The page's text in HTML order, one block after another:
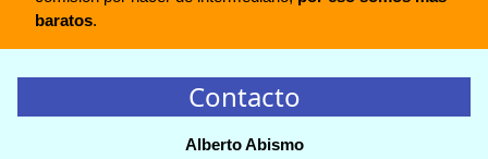
baratos.
Contacto
Alberto Abismo